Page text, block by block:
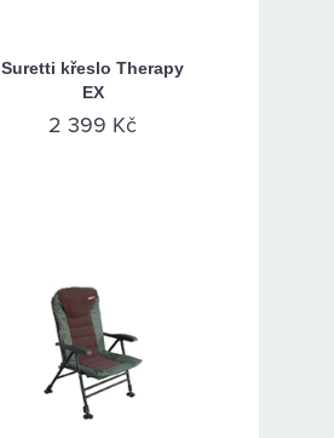
Suretti křeslo Therapy
EX
2 399 Kč